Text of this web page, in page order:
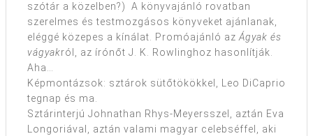
szótár a közelben?) A könyvajánló rovatban
szerelmes és testmozgásos könyveket ajánlanak,
eléggé közepes a kínálat. Promóajánló azÁgyak és
vágyakról, az írónőt J. K. Rowlinghoz hasonlítják.
Aha…
Képmontázsok: sztárok sütőtökökkel, Leo DiCaprio
tegnap és ma.
Sztárinterjú Johnathan Rhys-Meyersszel, aztán Eva
Longoriával, aztán valami magyar celebséffel, aki